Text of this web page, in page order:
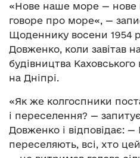
«Нове наше море — нове
говоре про море«, —
Щоденнику восени 1954
Довженко, коли завітав
будівництва
на Дніпрі.
«Як же колгоспники
і переселення? —
Довженко і відповідає:
переселяють, всі, хто